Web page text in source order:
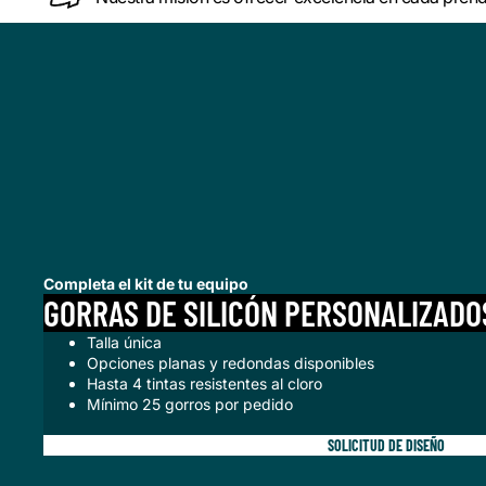
Completa el kit de tu equipo
GORRAS DE SILICÓN
Talla única
Opciones planas y redondas disponibles
Hasta 4 tintas resistentes al cloro
Mínimo 25 gorros por pedido
SOLICITUD DE DISEÑO